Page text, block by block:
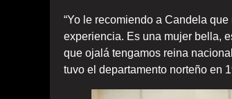
“Yo le recomiendo a Candela
experiencia. Es una mujer bella,
que ojalá tengamos reina
tuvo el departamento norteño en